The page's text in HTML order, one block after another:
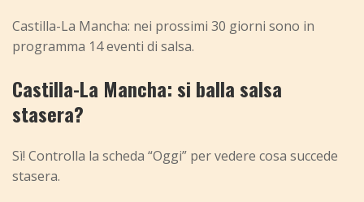
Castilla-La Mancha: nei prossimi 30 giorni sono in
programma 14 eventi di salsa.
Castilla-La Mancha: si balla salsa
stasera?
Sì! Controlla la scheda “Oggi” per vedere cosa succede
stasera.